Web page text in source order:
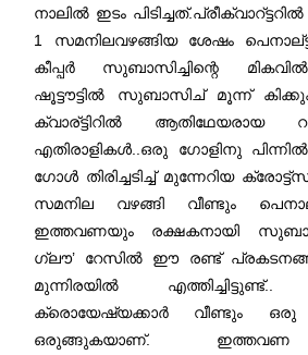
നാലില്‍ ഇടം
1 സമനിലവഴങ്ങിയ ശേഷം
കീപ്പര്‍ സുബാസിച്ചിന്റെ മികവില്‍
ഷൂട്ടൗട്ടില്‍ സുബാസിച് മൂന്ന്
ക്വാര്ട്ടിറില്‍
എതിരാളികള്‍..ഒരു ഗോളിനു
ഗോള്‍ തിരിച്ചടിച്ച് മുന്നേറിയ
സമനില വഴങ്ങി വീണ്ടും
ഇത്തവണയും രക്ഷകനായി
ഗ്ലൗ’ റേസില്‍ ഈ രണ്ട്
മുന്നിരയില്‍
ക്രൊയേഷ്യക്കാര്‍ വീണ്ടും
ഒരുങ്ങുകയാണ്. ഇത്തവണ